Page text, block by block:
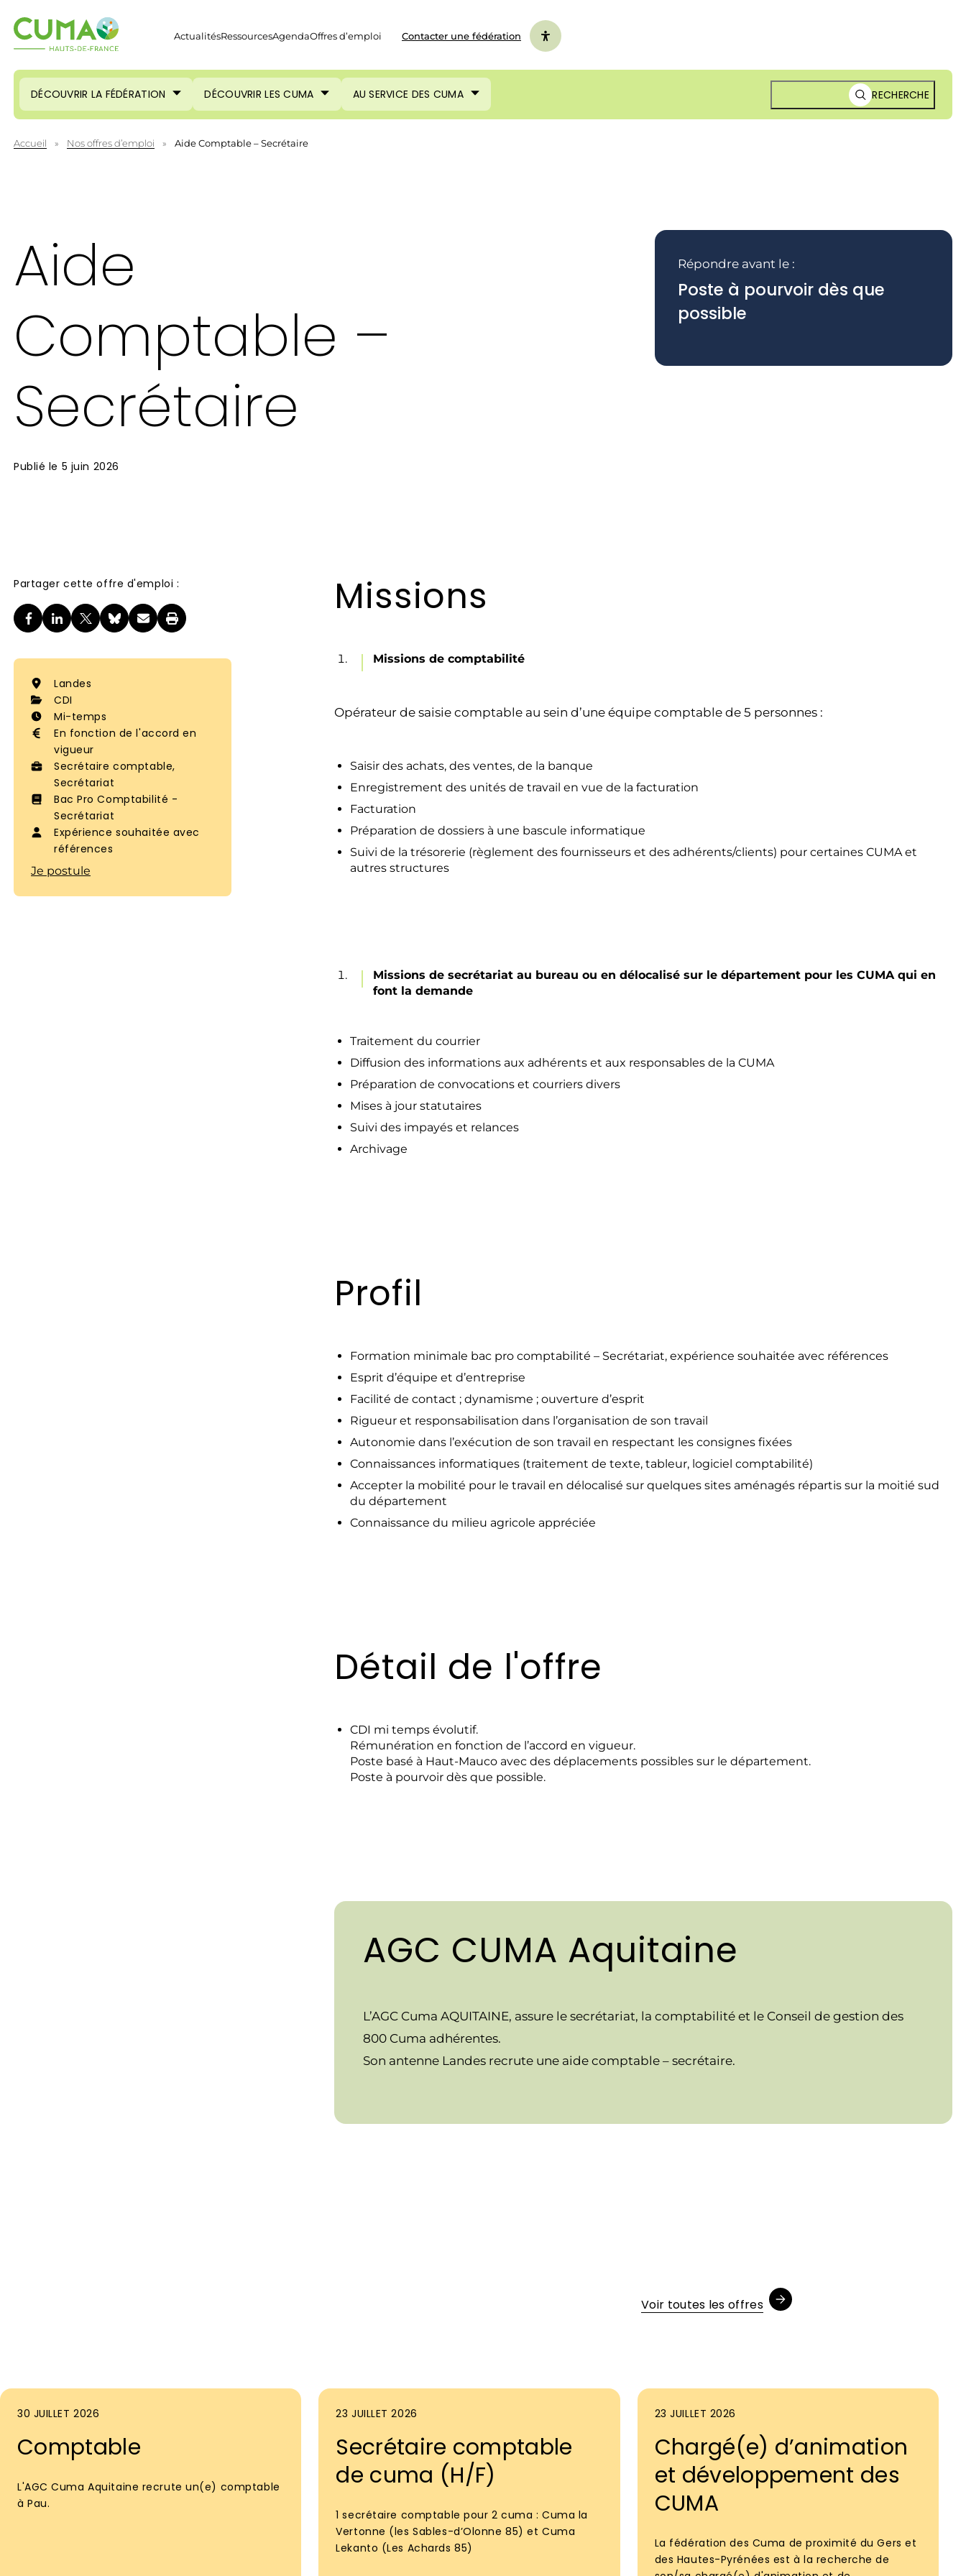
ActualitésRessourcesAgendaOffres d’emploi Contacter une fédération
DÉCOUVRIR LA FÉDÉRATION DÉCOUVRIR LES CUMA AU SERVICE DES CUMA RECHERCHE
Accueil » Nos offres d’emploi » Aide Comptable – Secrétaire
Aide
Comptable –
Secrétaire
Publié le 5 juin 2026
Répondre avant le :
Poste à pourvoir dès que
possible
Partager cette offre d'emploi :
Landes
CDI
Mi-temps
En fonction de l'accord en
vigueur
Secrétaire comptable,
Secrétariat
Bac Pro Comptabilité -
Secrétariat
Expérience souhaitée avec
références
Je postule
Missions
Missions de comptabilité
Opérateur de saisie comptable au sein d’une équipe comptable de 5 personnes :
Saisir des achats, des ventes, de la banque
Enregistrement des unités de travail en vue de la facturation
Facturation
Préparation de dossiers à une bascule informatique
Suivi de la trésorerie (règlement des fournisseurs et des adhérents/clients) pour certaines CUMA et
autres structures
Missions de secrétariat au bureau ou en délocalisé sur le département pour les CUMA qui en
font la demande
Traitement du courrier
Diffusion des informations aux adhérents et aux responsables de la CUMA
Préparation de convocations et courriers divers
Mises à jour statutaires
Suivi des impayés et relances
Archivage
Profil
Formation minimale bac pro comptabilité – Secrétariat, expérience souhaitée avec références
Esprit d’équipe et d’entreprise
Facilité de contact ; dynamisme ; ouverture d’esprit
Rigueur et responsabilisation dans l’organisation de son travail
Autonomie dans l’exécution de son travail en respectant les consignes fixées
Connaissances informatiques (traitement de texte, tableur, logiciel comptabilité)
Accepter la mobilité pour le travail en délocalisé sur quelques sites aménagés répartis sur la moitié sud
du département
Connaissance du milieu agricole appréciée
Détail de l'offre
CDI mi temps évolutif.
Rémunération en fonction de l’accord en vigueur.
Poste basé à Haut-Mauco avec des déplacements possibles sur le département.
Poste à pourvoir dès que possible.
AGC CUMA Aquitaine
L’AGC Cuma AQUITAINE, assure le secrétariat, la comptabilité et le Conseil de gestion des
800 Cuma adhérentes.
Son antenne Landes recrute une aide comptable – secrétaire.
Voir toutes les offres
30 JUILLET 2026
Comptable
L'AGC Cuma Aquitaine recrute un(e) comptable
à Pau.
23 JUILLET 2026
Secrétaire comptable
de cuma (H/F)
1 secrétaire comptable pour 2 cuma : Cuma la
Vertonne (les Sables-d’Olonne 85) et Cuma
Lekanto (Les Achards 85)
23 JUILLET 2026
Chargé(e) d’animation
et développement des
CUMA
La fédération des Cuma de proximité du Gers et
des Hautes-Pyrénées est à la recherche de